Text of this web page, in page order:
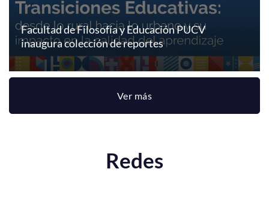
Facultad de Filosofía y Educación PUCV
inaugura colección de reportes
Ver más
Redes